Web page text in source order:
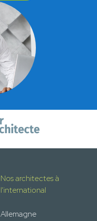
Nos architectes à
l'international
Allemagne